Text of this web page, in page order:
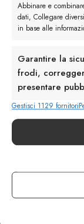
Abbinare e
dati, Collegare
in base alle
Garantire la
frodi,
presentare
Gestisci 1129 fornitori